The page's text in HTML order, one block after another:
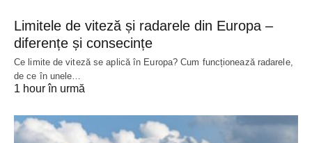
Limitele de viteză și radarele din Europa –
diferențe și consecințe
Ce limite de viteză se aplică în Europa? Cum funcționează radarele,
de ce în unele…
1 hour în urmă